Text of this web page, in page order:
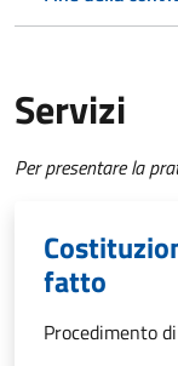
Servizi
Per presentare la
fatto
Procedimento